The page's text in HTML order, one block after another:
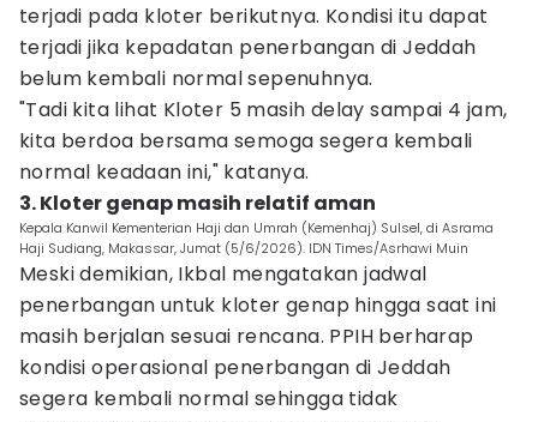
terjadi pada kloter berikutnya. Kondisi itu dapat
terjadi jika kepadatan penerbangan di Jeddah
belum kembali normal sepenuhnya.
"Tadi kita lihat Kloter 5 masih delay sampai 4 jam,
kita berdoa bersama semoga segera kembali
normal keadaan ini," katanya.
3. Kloter genap masih relatif aman
Kepala Kanwil Kementerian Haji dan Umrah (Kemenhaj) Sulsel, di Asrama
Haji Sudiang, Makassar, Jumat (5/6/2026). IDN Times/Asrhawi Muin
Meski demikian, Ikbal mengatakan jadwal
penerbangan untuk kloter genap hingga saat ini
masih berjalan sesuai rencana. PPIH berharap
kondisi operasional penerbangan di Jeddah
segera kembali normal sehingga tidak